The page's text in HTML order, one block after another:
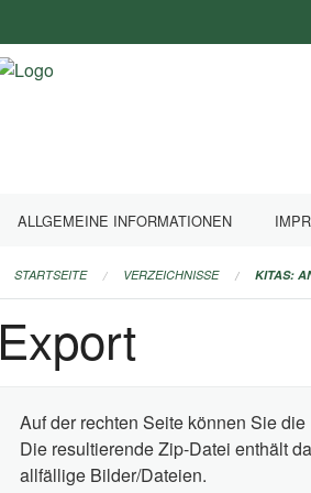
ALLGEMEINE INFORMATIONEN
STARTSEITE VERZEICHNISSE KITAS:
Export
Auf der rechten Seite können Sie
Die resultierende Zip-Datei enthält
allfällige Bilder/Dateien.